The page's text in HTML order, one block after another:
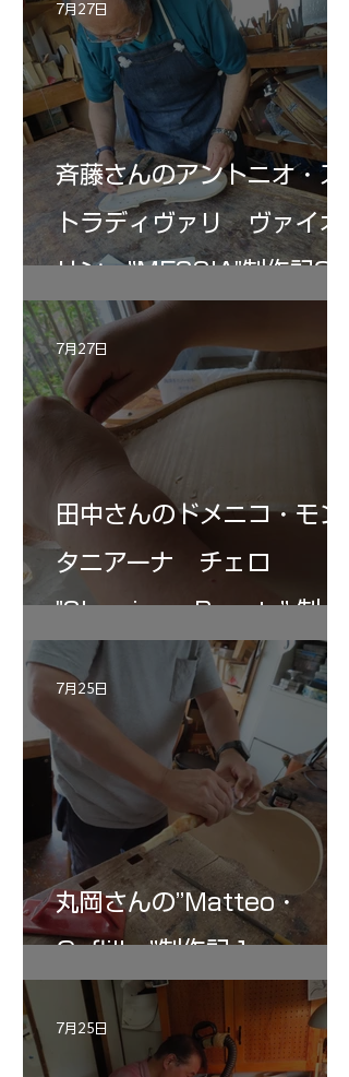
斉藤さんのアントニオ・ス
トラディヴァリ ヴァイオ
リン ”MESSIA"制作記33
7月27日
田中さんのドメニコ・モン
タニアーナ チェロ
"Sleeping・Beauty” 制作
記 30
7月27日
丸岡さんの”Matteo・
Gofliller”制作記１
7月25日
7月25日